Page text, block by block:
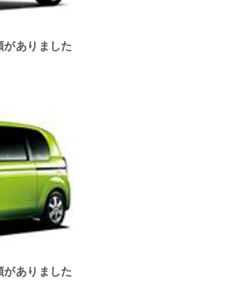
ありました
ありました